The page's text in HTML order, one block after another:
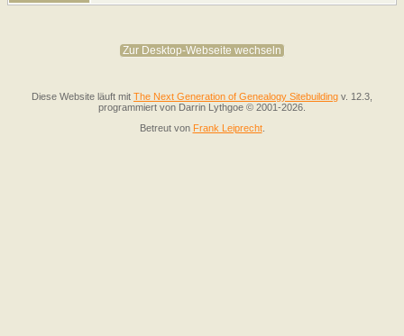
Zur Desktop-Webseite wechseln
Diese Website läuft mit The Next Generation of Genealogy Sitebuilding v. 12.3,
programmiert von Darrin Lythgoe © 2001-2026.
Betreut von Frank Leiprecht.